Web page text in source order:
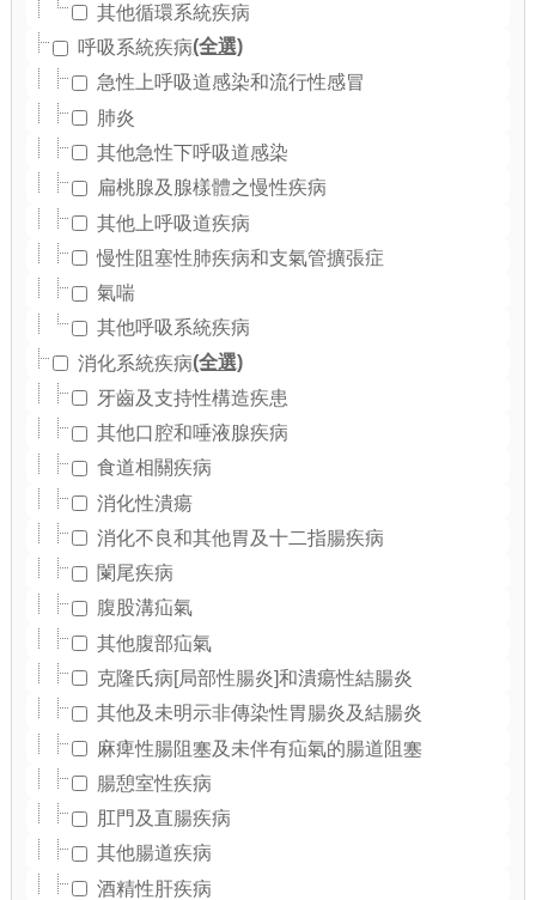
其他循環系統疾病
呼吸系統疾病(全選)
急性上呼吸道感染和流行性感冒
肺炎
其他急性下呼吸道感染
扁桃腺及腺樣體之慢性疾病
其他上呼吸道疾病
慢性阻塞性肺疾病和支氣管擴張症
氣喘
其他呼吸系統疾病
消化系統疾病(全選)
牙齒及支持性構造疾患
其他口腔和唾液腺疾病
食道相關疾病
消化性潰瘍
消化不良和其他胃及十二指腸疾病
闌尾疾病
腹股溝疝氣
其他腹部疝氣
克隆氏病[局部性腸炎]和潰瘍性結腸炎
其他及未明示非傳染性胃腸炎及結腸炎
麻痺性腸阻塞及未伴有疝氣的腸道阻塞
腸憩室性疾病
肛門及直腸疾病
其他腸道疾病
酒精性肝疾病